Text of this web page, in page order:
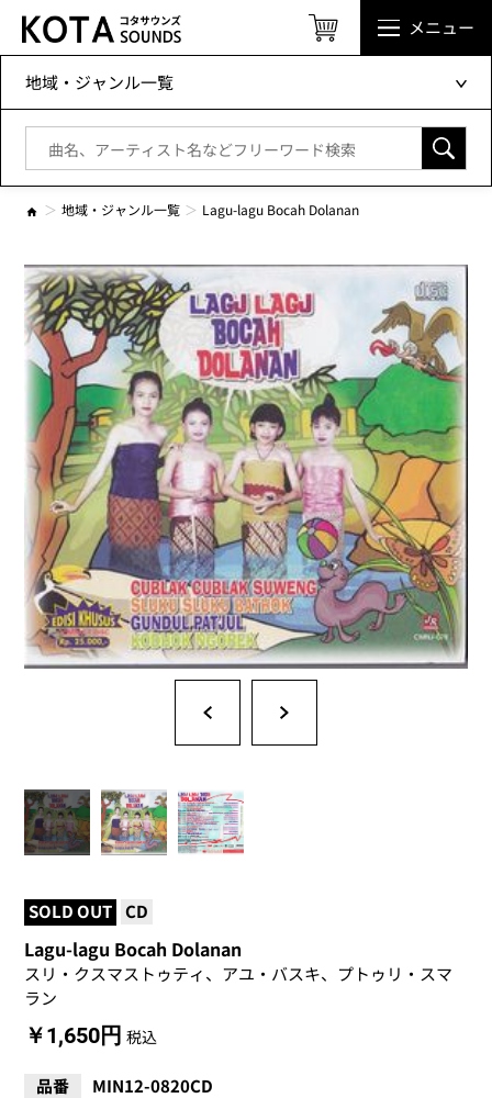
地域・ジャンル一覧
メニュー
地域・ジャンル一覧 Lagu-lagu Bocah Dolanan
SOLD OUT CD
Lagu-lagu Bocah Dolanan
スリ・クスマストゥティ、アユ・バスキ、プトゥリ・スマ
ラン
￥1,650円 税込
品番
MIN12-0820CD